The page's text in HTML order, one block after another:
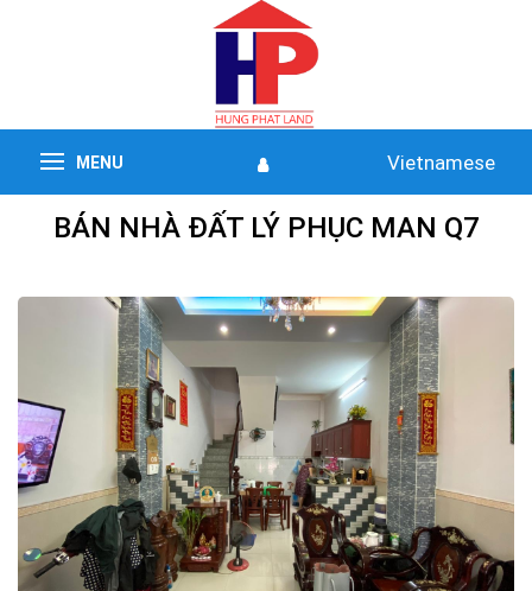
MENU Vietnamese
BÁN NHÀ ĐẤT LÝ PHỤC MAN Q7